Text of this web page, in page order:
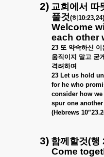
2) 교회에서 따
풀것(히 10:23,24)
Welcome
each other
23 또 약속하신 이
움직이지 말고 굳게
격려하며
23 Let us hold
for he who
consider how we
spur one
(Hebrews
3) 함께할것(행
Come